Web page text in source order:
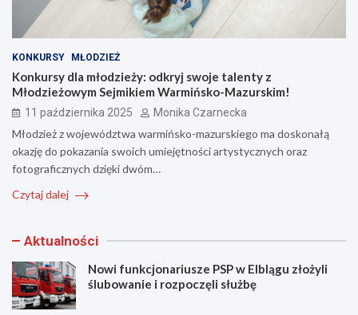
KONKURSY MŁODZIEŻ
Konkursy dla młodzieży: odkryj swoje talenty z
Młodzieżowym Sejmikiem Warmińsko-Mazurskim!
11 października 2025 Monika Czarnecka
Młodzież z województwa warmińsko-mazurskiego ma doskonałą
okazję do pokazania swoich umiejętności artystycznych oraz
fotograficznych dzięki dwóm…
Czytaj dalej
Aktualności
Nowi funkcjonariusze PSP w Elblągu złożyli
ślubowanie i rozpoczęli służbę